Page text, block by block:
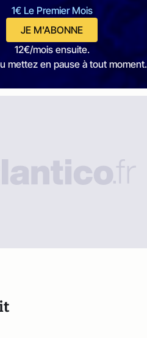
1€ Le Premier Mois
JE M'ABONNE
12€/mois ensuite.
mettez en pause à tout moment.